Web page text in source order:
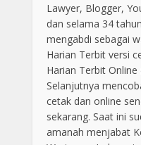
Lawyer, Blogger,
dan selama 34
mengabdi sebagai
Harian Terbit versi
Harian Terbit Online
Selanjutnya
cetak dan online
sekarang. Saat ini
amanah menjabat